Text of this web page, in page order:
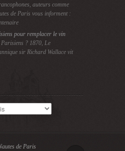
auteurs comme
de Paris vous informent :
pour remplacer le vin
? 1870, Le
sir Richard Wallace vit
de Paris